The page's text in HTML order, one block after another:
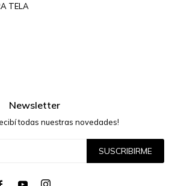
TELA
Newsletter
todas nuestras novedades!
SUSCRIBIRME
 